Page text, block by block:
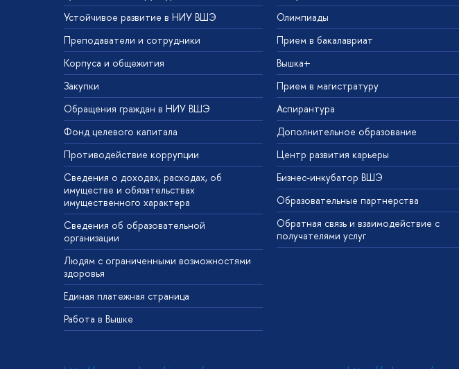
Устойчивое развитие в НИУ ВШЭ
Преподаватели и сотрудники
Корпуса и общежития
Закупки
Обращения граждан в НИУ ВШЭ
Фонд целевого капитала
Противодействие коррупции
Сведения о доходах, расходах, об
имуществе и обязательствах
имущественного характера
Сведения об образовательной
организации
Людям с ограниченными возможностями
здоровья
Единая платежная страница
Работа в Вышке
Олимпиады
Прием в бакалавриат
Вышка+
Прием в магистратуру
Аспирантура
Дополнительное образование
Центр развития карьеры
Бизнес-инкубатор ВШЭ
Образовательные партнерства
Обратная связь и взаимодействие с
получателями услуг